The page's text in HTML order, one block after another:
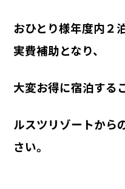
おひとり様年度内２
実費補助となり、
大変お得に宿泊する
ルスツリゾートから
さい。